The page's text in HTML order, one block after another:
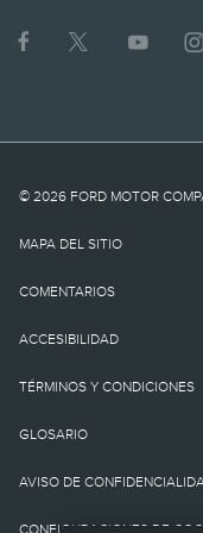
1.
cargo
destino/
tampoco
cargos
© 2026 FORD MOTOR
MAPA DEL SITIO
COMENTARIOS
ACCESIBILIDAD
TÉRMINOS Y CONDICIONES
GLOSARIO
AVISO DE
CONFIGURACIONES DE